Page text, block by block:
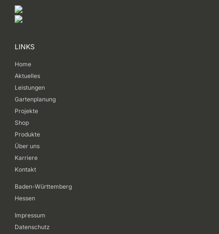
LINKS
Home
Aktuelles
Leistungen
Gartenplanung
Projekte
Shop
Produkte
Über uns
Karriere
Kontakt
Baden-Württemberg
Hessen
Impressum
Datenschutz